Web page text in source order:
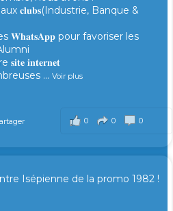
𝐜𝐥𝐮𝐛𝐬(Industrie, Banque &
𝐖𝐡𝐚𝐭𝐬𝐀𝐩𝐩 pour favoriser les
𝐢𝐧𝐭𝐞𝐫𝐧𝐞𝐭
... Voir plus
0 0 0
Isépienne de la promo 1982 !